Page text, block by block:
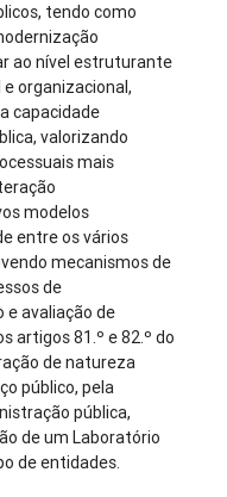
tendo como
ao nível estruturante
organizacional,
capacidade
valorizando
mais
modelos
entre os vários
mecanismos de
de
avaliação de
artigos 81.º e 82.º do
de natureza
público, pela
pública,
de um Laboratório
de entidades.